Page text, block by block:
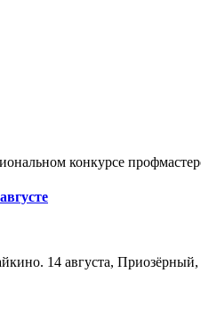
конкурсе
14 августа,